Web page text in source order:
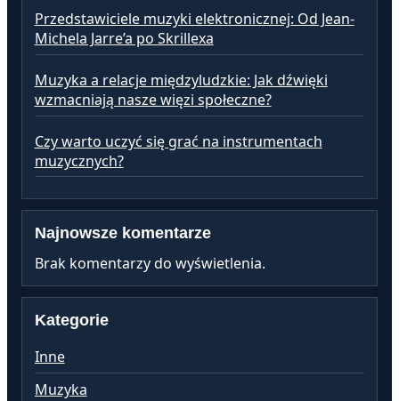
Przedstawiciele muzyki elektronicznej: Od Jean-
Michela Jarre’a po Skrillexa
Muzyka a relacje międzyludzkie: Jak dźwięki
wzmacniają nasze więzi społeczne?
Czy warto uczyć się grać na instrumentach
muzycznych?
Najnowsze komentarze
Brak komentarzy do wyświetlenia.
Kategorie
Inne
Muzyka